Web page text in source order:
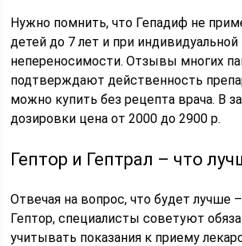
Нужно помнить, что Гепадиф не
детей до 7 лет и при индивидуальной
непереносимости. Отзывы многих
подтверждают действенность
можно купить без рецепта врача. В
дозировки цена от 2000 до 2900 р.
Гептор и Гептрал – что
Отвечая на вопрос, что будет лучше
Гептор, специалисты советуют
учитывать показания к приему